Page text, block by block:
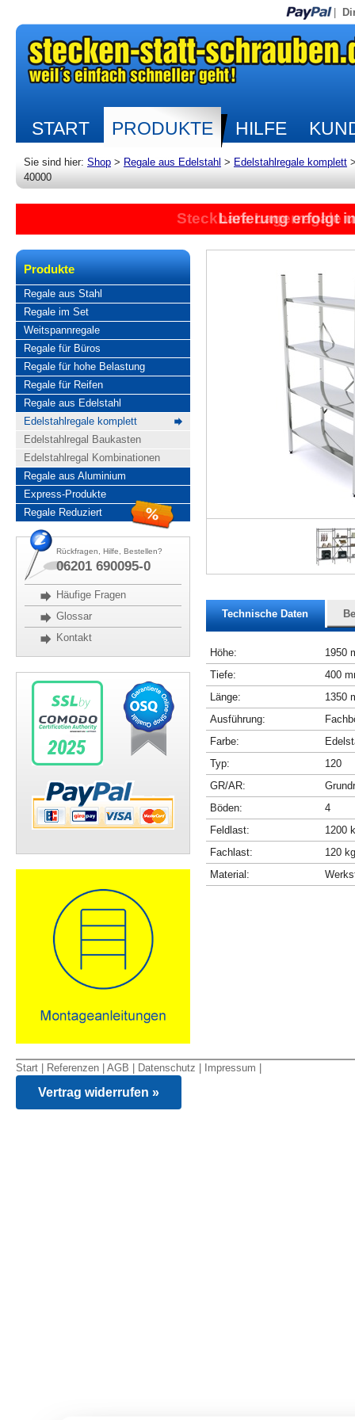
START PRODUKTE HILFE
Sie sind hier: Shop > Regale aus Edelstahl > Edelstahlregale komplett
40000
Steckbare Lagerregale
Lieferung erfolgt
Produkte
Regale aus Stahl
Regale im Set
Weitspannregale
Regale für Büros
Regale für hohe Belastung
Regale für Reifen
Regale aus Edelstahl
Edelstahlregale komplett
Edelstahlregal Baukasten
Edelstahlregal Kombinationen
Regale aus Aluminium
Express-Produkte
Regale Reduziert
Rückfragen, Hilfe, Bestellen?
06201 690095-0
Häufige Fragen
Glossar
Kontakt
Technische Daten
Höhe:
1950
Tiefe:
400
Länge:
1350
Ausführung:
Farbe:
Typ:
120
GR/AR:
Böden:
4
Feldlast:
1200
Fachlast:
120 kg
Material:
Start Referenzen AGB Datenschutz Impressum
Vertrag widerrufen »